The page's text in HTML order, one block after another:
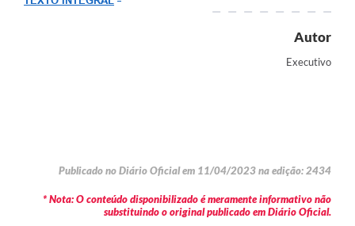
Autor
Executivo
Publicado no Diário Oficial em 11/04/2023 na edição: 2434
* Nota: O conteúdo disponibilizado é meramente informativo não
substituindo o original publicado em Diário Oficial.